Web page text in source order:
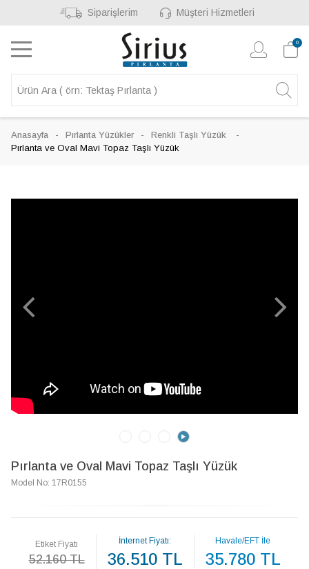
Siparişlerim Müşteri Hizmetleri
0
Anasayfa Pırlanta Yüzükler
Renkli Taşlı Yüzük
Pırlanta ve Oval Mavi Topaz Taşlı Yüzük
Pırlanta ve Oval Mavi Topaz Taşlı Yüzük
Model No: 17R0155
Etiket Fiyatı
52.160 TL
İnternet Fiyatı:
36.510 TL
Havale/EFT İle
35.780 TL